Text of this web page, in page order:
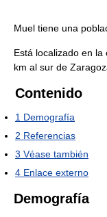
Muel tiene una
Está localizado en
km al sur de
Contenido
1 Demografía
2 Referencias
3 Véase también
4 Enlace externo
Demografía